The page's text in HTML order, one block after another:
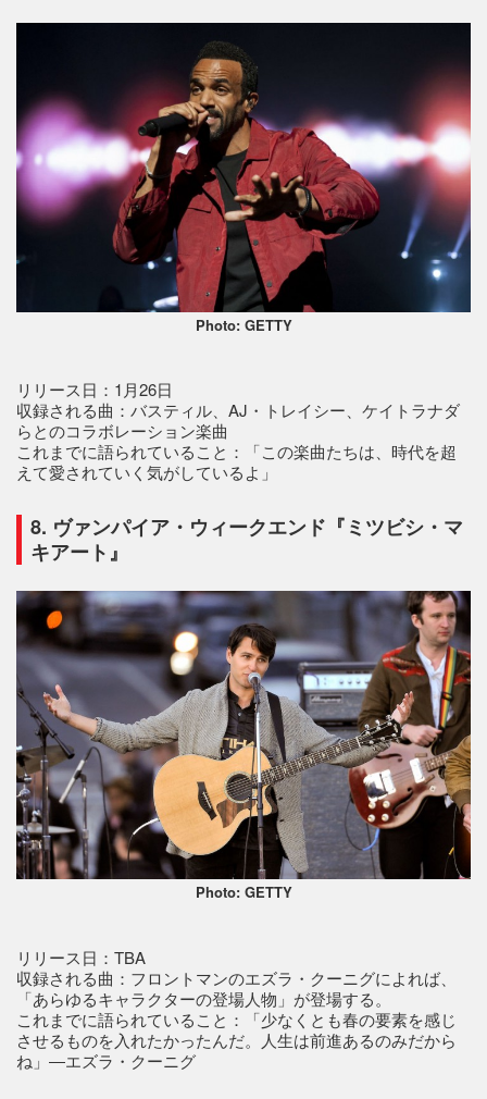
Photo: GETTY
リリース日：1月26日
収録される曲：バスティル、AJ・トレイシー、ケイトラナダ
らとのコラボレーション楽曲
これまでに語られていること：「この楽曲たちは、時代を超
えて愛されていく気がしているよ」
8. ヴァンパイア・ウィークエンド『ミツビシ・マ
キアート』
Photo: GETTY
リリース日：TBA
収録される曲：フロントマンのエズラ・クーニグによれば、
「あらゆるキャラクターの登場人物」が登場する。
これまでに語られていること：「少なくとも春の要素を感じ
させるものを入れたかったんだ。人生は前進あるのみだから
ね」―エズラ・クーニグ